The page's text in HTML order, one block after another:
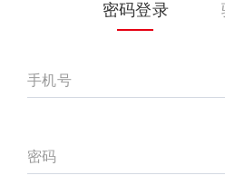
密码登录
手机号
密码